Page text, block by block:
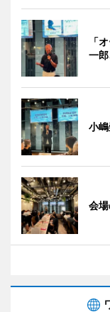
「
一
小
会